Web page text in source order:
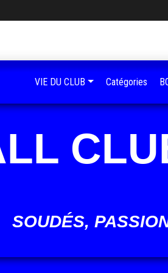
SOUDÉS,
VIE DU CLUB Catégories